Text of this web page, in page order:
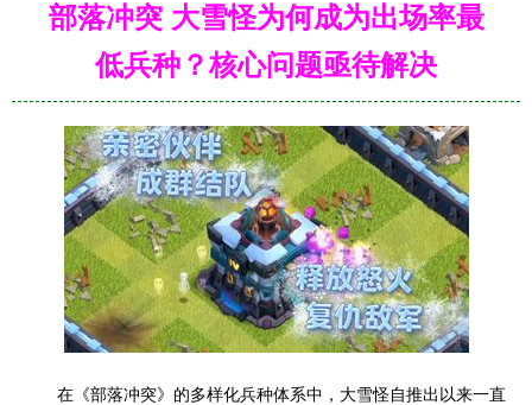
部落冲突 大雪怪为何成为出场率最
低兵种？核心问题亟待解决
在《部落冲突》的多样化兵种体系中，大雪怪自推出以来一直